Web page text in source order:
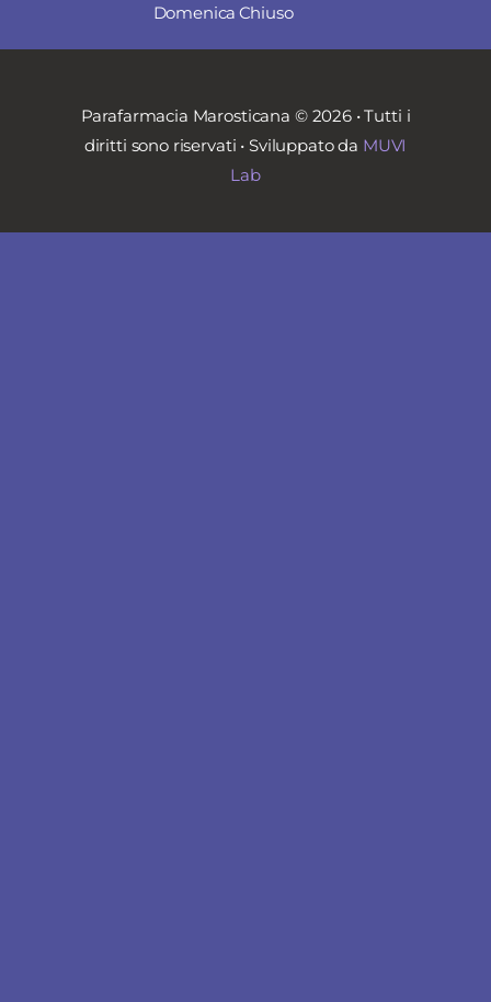
Domenica Chiuso
Parafarmacia Marosticana © 2026 • Tutti i
diritti sono riservati • Sviluppato da MUVI
Lab